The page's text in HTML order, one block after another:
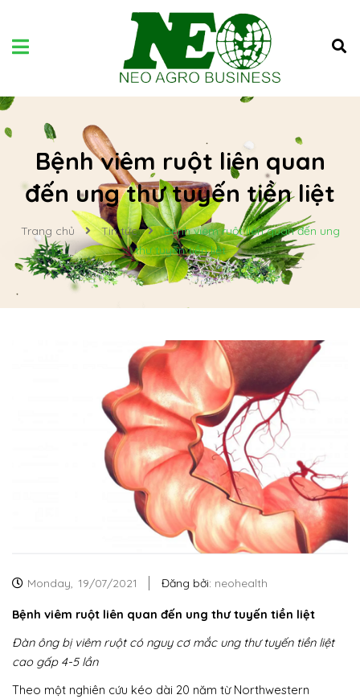
Bệnh viêm ruột liên quan
đến ung thư tuyến tiền liệt
Trang chủ Tin tức
Bệnh viêm ruột liên quan đến ung
thư tuyến tiền liệt
Monday, 19/07/2021 Đăng bởi: neohealth
Bệnh viêm ruột liên quan đến ung thư tuyến tiền liệt
Đàn ông bị viêm ruột có nguy cơ mắc ung thư tuyến tiền liệt
cao gấp 4-5 lần
Theo một nghiên cứu kéo dài 20 năm từ Northwestern